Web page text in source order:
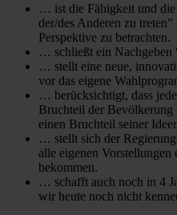
… ist die Fähig­keit und die
der/des Anderen zu
Perspek­tive zu betrachten.
… schließt ein Nachgeben
… stellt eine neue,
vor das eigene
… berück­sich­tigt, dass
Bruch­teil der Bevöl­ke­rung
einen Bruch­teil seiner
… stellt sich der
alle eigenen Vorstel­lungen
bekommen.
… schafft auch noch in 4
wir heute noch nicht